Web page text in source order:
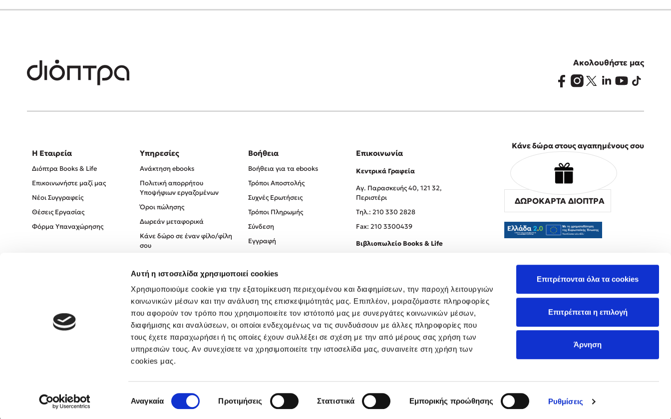
Αυτή η ιστοσελίδα χρησιμοποιεί cookies
Χρησιμοποιούμε cookie για την εξατομίκευση περιεχομένου και διαφημίσεων, την παροχή λειτουργιών
κοινωνικών μέσων και την ανάλυση της επισκεψιμότητάς μας. Επιπλέον, μοιραζόμαστε πληροφορίες
που αφορούν τον τρόπο που χρησιμοποιείτε τον ιστότοπό μας με συνεργάτες κοινωνικών μέσων,
διαφήμισης και αναλύσεων, οι οποίοι ενδεχομένως να τις συνδυάσουν με άλλες πληροφορίες που
τους έχετε παραχωρήσει ή τις οποίες έχουν συλλέξει σε σχέση με την από μέρους σας χρήση των
υπηρεσιών τους. Αν συνεχίσετε να χρησιμοποιείτε την ιστοσελίδα μας, συναινείτε στη χρήση των
cookies μας.
συγκατάθεσης
Αναγκαία Προτιμήσεις Στατιστικά Εμπορικής προώθησης Ρυθμίσεις
Επιτρέπονται όλα τα cookies
Επιτρέπεται η επιλογή
Άρνηση
Ακολουθήστε μας
Η Εταιρεία
Διόπτρα Books & Life
Επικοινωνήστε μαζί μας
Νέοι Συγγραφείς
Θέσεις Εργασίας
Φόρμα Υπαναχώρησης
Υπηρεσίες
Ανάκτηση ebooks
Πολιτική απορρήτου
Υποψήφιων εργαζομένων
Όροι πώλησης
Δωρεάν μεταφορικά
Κάνε δώρο σε έναν φίλο/φίλη
σου
Πολιτική Απορρήτου
Όροι χρήσης
Βοήθεια
Βοήθεια για τα ebooks
Τρόποι Αποστολής
Συχνές Ερωτήσεις
Τρόποι Πληρωμής
Σύνδεση
Εγγραφή
Επικοινωνία
Κεντρικά Γραφεία
Αγ. Παρασκευής 40, 121 32,
Περιστέρι
Tηλ.: 210 330 2828
Fax: 210 3300439
Βιβλιοπωλείο Books & Life
Κάνε δώρα στους αγαπημένους σου
ΔΩΡΟΚΑΡΤΑ ΔΙΟΠΤΡΑ
Created by Powered by